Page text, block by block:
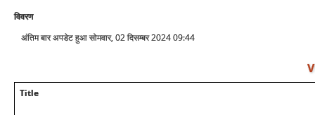
विवरण
अंतिम बार अपडेट हुआ सोमवार, 02 दिसम्बर 2024 09:44
Title